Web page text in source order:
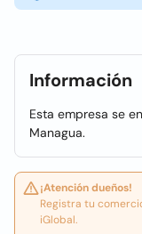
Información
Esta empresa se
Managua.
¡Atención dueños!
Registra tu
iGlobal.